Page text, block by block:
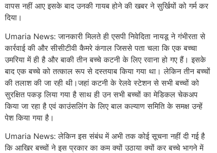
वापस नहीं आए इसके बाद उनकी गायब होने की खबर ने सुर्खियों को गर्म कर
दिया।
Umaria News: जानकारी मिलते ही एसपी निवेदिता नायडू ने गंभीरता से
कार्रवाई की और सीसीटीवी कैमरे कंगाल जिससे पता चला कि एक बच्चा
उमरिया में ही है और बाकी तीन बच्चे कटनी के लिए रवाना हो गए हैं। इसके
बाद एक बच्चे को तत्काल रूप से दस्तयाब किया गया था। लेकिन तीन बच्चों
की तलाश की जा रही थी।जहां कटनी के रेलवे स्टेशन से सभी बच्चों को
सुरक्षित पकड़ लिया गया है साथ ही उन सभी बच्चों का मेडिकल चेकअप
किया जा रहा है एवं काउंसलिंग के लिए बाल कल्याण समिति के समक्ष उन्हें
पेश किया गया है।
Umaria News: लेकिन इस संबंध में अभी तक कोई सूचना नहीं दी गई है
कि आखिर बच्चों ने इस प्रकार का कम क्यों उठाया क्यों कर बच्चे भागने में